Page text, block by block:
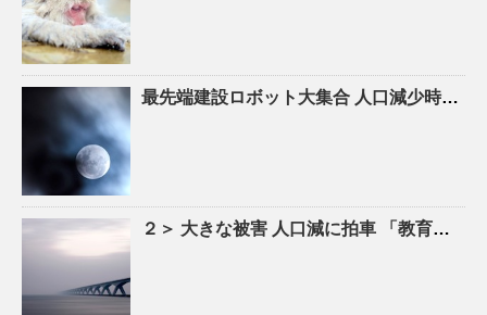
最先端建設ロボット大集合 人口 減少時代の建設現場を救え！ – YouTube
２＞ 大きな被害 人口 減に拍車 「教育のまち」で移住促進｜特集 – 苫小牧民報